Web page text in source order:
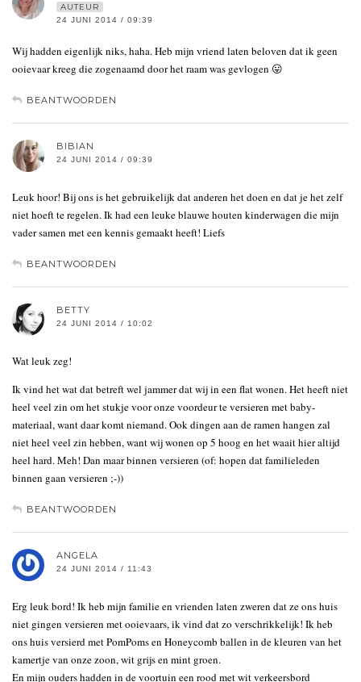
AUTEUR
24 JUNI 2014 / 09:39
Wij hadden eigenlijk niks, haha. Heb mijn vriend laten beloven dat ik geen
ooievaar kreeg die zogenaamd door het raam was gevlogen 😛
BEANTWOORDEN
BIBIAN
24 JUNI 2014 / 09:39
Leuk hoor! Bij ons is het gebruikelijk dat anderen het doen en dat je het zelf
niet hoeft te regelen. Ik had een leuke blauwe houten kinderwagen die mijn
vader samen met een kennis gemaakt heeft! Liefs
BEANTWOORDEN
BETTY
24 JUNI 2014 / 10:02
Wat leuk zeg!
Ik vind het wat dat betreft wel jammer dat wij in een flat wonen. Het heeft niet
heel veel zin om het stukje voor onze voordeur te versieren met baby-
materiaal, want daar komt niemand. Ook dingen aan de ramen hangen zal
niet heel veel zin hebben, want wij wonen op 5 hoog en het waait hier altijd
heel hard. Meh! Dan maar binnen versieren (of: hopen dat familieleden
binnen gaan versieren ;-))
BEANTWOORDEN
ANGELA
24 JUNI 2014 / 11:43
Erg leuk bord! Ik heb mijn familie en vrienden laten zweren dat ze ons huis
niet gingen versieren met ooievaars, ik vind dat zo verschrikkelijk! Ik heb
ons huis versierd met PomPoms en Honeycomb ballen in de kleuren van het
kamertje van onze zoon, wit grijs en mint groen.
En mijn ouders hadden in de voortuin een rood met wit verkeersbord